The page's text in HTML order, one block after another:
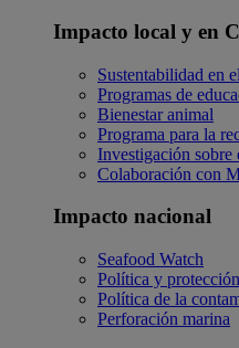
Impacto local y en
Sustentabilidad en
Programas de
Bienestar animal
Programa para la
Investigación sobre
Colaboración con
Impacto nacional
Seafood Watch
Política y
Política de la
Perforación marina